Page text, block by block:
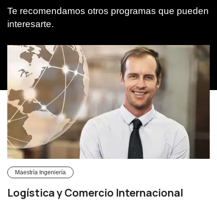
Te recomendamos otros programas que pueden
interesarte.
Maestría Ingeniería
Logística y Comercio Internacional